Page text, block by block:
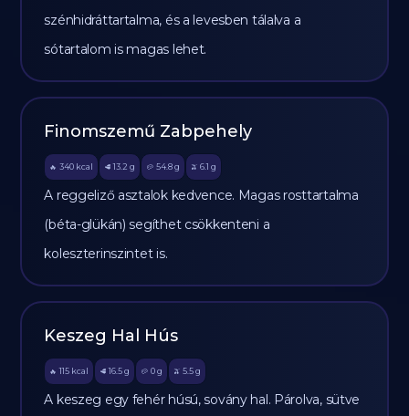
szénhidráttartalma, és a levesben tálalva a
sótartalom is magas lehet.
Finomszemű Zabpehely
🔥 340 kcal 🥩 13.2 g 🥔 54.8g 🫒 6.1 g
A reggeliző asztalok kedvence. Magas rosttartalma
(béta-glükán) segíthet csökkenteni a
koleszterinszintet is.
Keszeg Hal Hús
🔥 115 kcal 🥩 16.5 g 🥔 0g 🫒 5.5 g
A keszeg egy fehér húsú, sovány hal. Párolva, sütve